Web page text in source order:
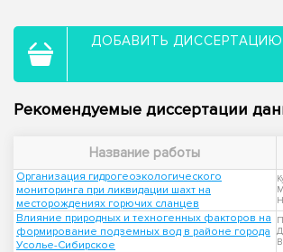
ДОБАВИТЬ
Рекомендуемые диссертации
Название работы
Организация гидрогеоэкологического
мониторинга при ликвидации шахт на
месторождениях горючих сланцев
Влияние природных и техногенных факторов на
формирование подземных вод в районе города
Усолье-Сибирское